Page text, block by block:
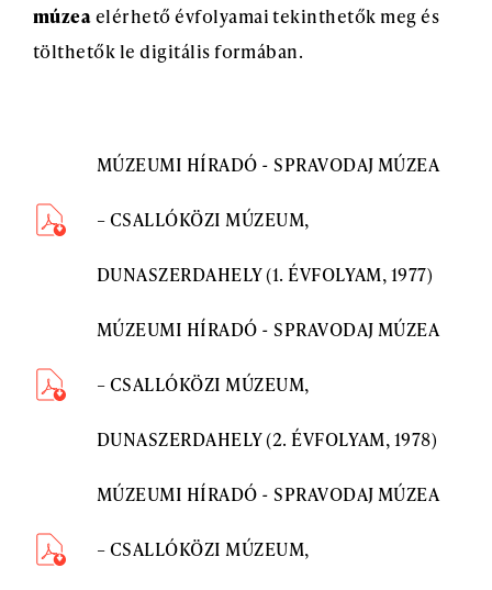
múzeaelérhető évfolyamai tekinthetők meg és
tölthetők le digitális formában.
MÚZEUMI HÍRADÓ - SPRAVODAJ MÚZEA
– CSALLÓKÖZI MÚZEUM,
DUNASZERDAHELY (1. ÉVFOLYAM, 1977)
MÚZEUMI HÍRADÓ - SPRAVODAJ MÚZEA
– CSALLÓKÖZI MÚZEUM,
DUNASZERDAHELY (2. ÉVFOLYAM, 1978)
MÚZEUMI HÍRADÓ - SPRAVODAJ MÚZEA
– CSALLÓKÖZI MÚZEUM,